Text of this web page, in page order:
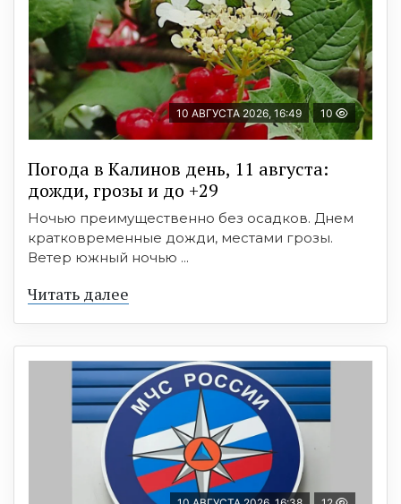
10 АВГУСТА 2026, 16:49 10
Погода в Калинов день, 11 августа:
дожди, грозы и до +29
Ночью преимущественно без осадков. Днем
кратковременные дожди, местами грозы.
Ветер южный ночью ...
Читать далее